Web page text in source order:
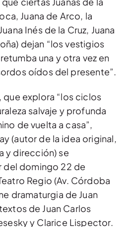
Juana de Arco, la
Inés de la Cruz, Juana
dejan “los vestigios
una y otra vez en
oídos del presente”.
explora “los ciclos
salvaje y profunda
de vuelta a casa”,
(autor de la idea original,
y dirección) se
del domingo 22 de
Regio (Av. Córdoba
dramaturgia de Juan
de Juan Carlos
y Clarice Lispector.